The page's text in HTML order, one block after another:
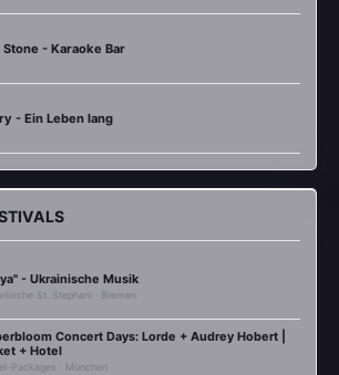
- Karaoke Bar
- Ein Leben lang
- Ukrainische Musik
St. Stephani · Bremen
Concert Days: Lorde + Audrey Hobert |
+ Hotel
Packages · München